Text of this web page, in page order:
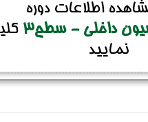
اطلاعات دوره
داخلی - سطح3
نمایید